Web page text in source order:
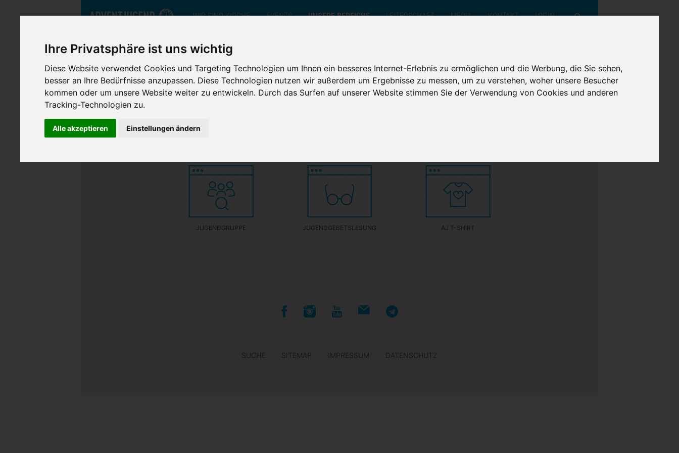
Ihre Privatsphäre ist uns wichtig
Diese Website verwendet Cookies und Targeting Technologien um Ihnen ein besseres Internet-Erlebnis zu ermöglichen und die Werbung, die Sie sehen,
besser an Ihre Bedürfnisse anzupassen. Diese Technologien nutzen wir außerdem um Ergebnisse zu messen, um zu verstehen, woher unsere Besucher
kommen oder um unsere Website weiter zu entwickeln. Durch das Surfen auf unserer Website stimmen Sie der Verwendung von Cookies und anderen
Tracking-Technologien zu.
Alle akzeptieren Einstellungen ändern
WIR SIND KIRCHE
UNSER TEAM
UNSERE WERTE
UNSERE ZIELE
UNSERE STRUKTUR
EVENTS
EVENTKALENDER
GOTTESDIENSTE
FOTOS
UNSERE BEREICHE
TEENS
JUGEND
PFADFINDER
KINDER
LEITERSCHAFT
GRUPPENLEITUNG
FÜHRUNGSZEUGNIS
VERHALTENSKODEX
JULEICA
MEDIA
NEWS
MAGAZINE
FOTOS
VIDEOS
KONTAKT
LEITUNG
BUNDESLEITUNG
ABONNIEREN
LOGIN
nord.adventjugend.de
JUGENDGRUPPE JUGENDGEBETSLESUNG AJ T-SHIRT
SUCHE SITEMAP IMPRESSUM DATENSCHUTZ